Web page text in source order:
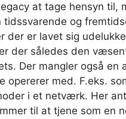
at tage hensyn til,
og
er lavet sig
der således den
Der mangler også en
opererer med. F.eks.
i et netværk. Her
til at tjene som en